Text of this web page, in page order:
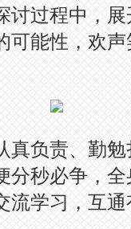
讨过程中，
可能性，欢
负责、勤勉
分秒必争，
流学习，互